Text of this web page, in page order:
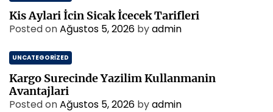
Kis Aylari İcin Sicak İcecek Tarifleri
Posted onAğustos 5, 2026 byadmin
UNCATEGORIZED
Kargo Surecinde Yazilim Kullanmanin
Avantajlari
Posted onAğustos 5, 2026 byadmin